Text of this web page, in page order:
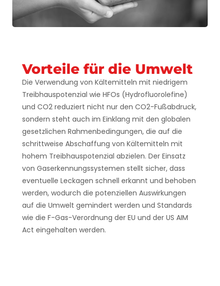
Vorteile für die Umwelt
Die Verwendung von Kältemitteln mit niedrigem
Treibhauspotenzial wie HFOs (Hydrofluorolefine)
und CO2 reduziert nicht nur den CO2-Fußabdruck,
sondern steht auch im Einklang mit den globalen
gesetzlichen Rahmenbedingungen, die auf die
schrittweise Abschaffung von Kältemitteln mit
hohem Treibhauspotenzial abzielen. Der Einsatz
von Gaserkennungssystemen stellt sicher, dass
eventuelle Leckagen schnell erkannt und behoben
werden, wodurch die potenziellen Auswirkungen
auf die Umwelt gemindert werden und Standards
wie die F-Gas-Verordnung der EU und der US AIM
Act eingehalten werden.